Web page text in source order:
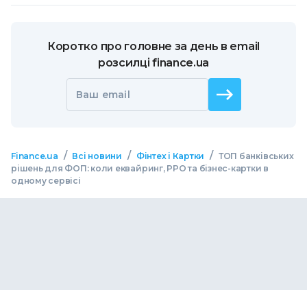
Коротко про головне за день в email
розсилці finance.ua
Ваш email
Finance.ua / Всі новини / Фінтех і Картки / ТОП банківських
рішень для ФОП: коли еквайринг, РРО та бізнес-картки в
одному сервісі